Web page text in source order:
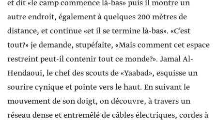
et dit «le camp commence là-bas» puis il montre un
autre endroit, également à quelques 200 mètres de
distance, et continue «et il se termine là-bas». «C’est
tout?» je demande, stupéfaite, «Mais comment cet espace
restreint peut-il contenir tout ce monde?». Jamal Al-
Hendaoui, le chef des scouts de «Yaabad», esquisse un
sourire cynique et pointe vers le haut. En suivant le
mouvement de son doigt, on découvre, à travers un
réseau dense et entremêlé de câbles électriques, cordes à